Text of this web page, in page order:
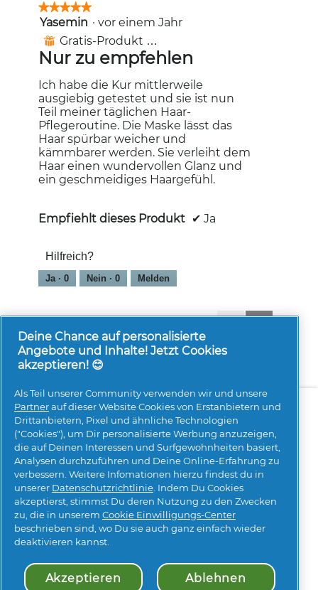
★★★★★
★★★★★
5
von
Sternen.
Yasemin · vor einem Jahr
⊞ Gratis-Produkt erhalten
Nur zu empfehlen
Ich habe die Kur mittlerweile
ausgiebig getestet und sie ist nun
Teil meiner täglichen Haar-
Pflegeroutine. Die Maske lässt das
Haar spürbar weicher und
kämmbarer werden. Sie verleiht dem
Haar einen wundervollen Glanz und
ein geschmeidiges Haargefühl.
Empfiehlt dieses Produkt ✔ Ja
Hilfreich?
Ja · 0 Nein · 0 Melden
Über uns Kontakt pg.com besuchen
Mehr Inspiration
Meine Daten
Geschäftsbedingungen
Impressum
Über Cookies Sitemap
Deine Chance auf personalisierte
Angebote und Inhalte! Jetzt Cookies
akzeptieren! 😊
Als Teil unserer Community verwenden wir und unsere
Partnerauf dieser Website Cookies von Erstanbietern und
Drittanbietern, Pixel und ähnliche Technologien
("Cookies"), um Dir personalisierte Werbung anzuzeigen,
die auf Deinen Interessen und Surfgewohnheiten basiert,
Analysen durchzuführen und Deine Online-Erfahrung zu
verbessern. Weitere Infomationen hierzu findest du in
unserer Datenschutzrichtlinie. Indem Du Cookies
akzeptierst, stimmst Du deren Nutzung zu den Zwecken
zu, die in unserem Cookie Einwilligungs-Center
beschrieben sind, wo Du sie auch ganz einfach wieder
deaktivieren kannst.
Akzeptieren Ablehnen